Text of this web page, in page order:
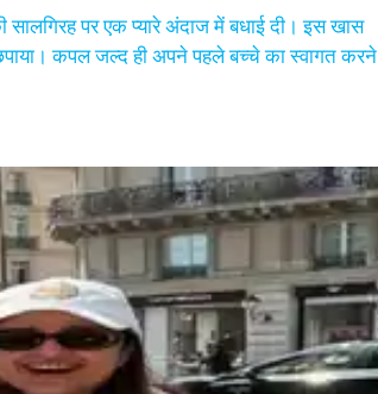
पर एक प्यारे अंदाज में बधाई दी। इस खास
कपल जल्द ही अपने पहले बच्चे का स्वागत करने